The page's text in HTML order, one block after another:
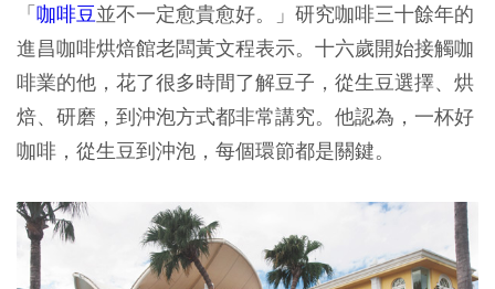
「咖啡豆並不一定愈貴愈好。」研究咖啡三十餘年的
進昌咖啡烘焙館老闆黃文程表示。十六歲開始接觸咖
啡業的他，花了很多時間了解豆子，從生豆選擇、烘
焙、研磨，到沖泡方式都非常講究。他認為，一杯好
咖啡，從生豆到沖泡，每個環節都是關鍵。